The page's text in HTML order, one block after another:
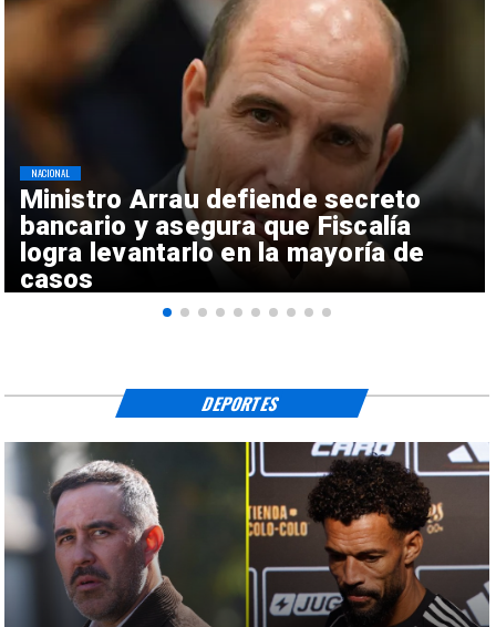
Ministro Arrau defiende secreto
bancario y asegura que Fiscalía
logra levantarlo en la mayoría de
casos
NACIONAL
DEPORTES